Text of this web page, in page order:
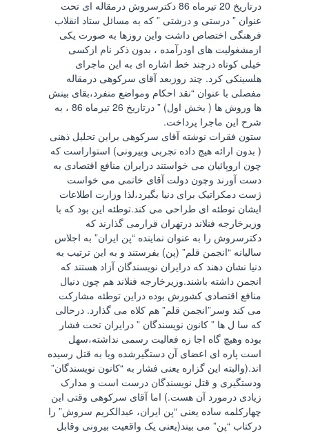
درتاریخ 20 تیرماه 86 دکترسروش درمقاله ای تحت
عنوان ” درستی و درشتی ” که به مسائل ستاد انقلاب
فرهنگی اختصاص داشت واین روزها به صورت یکی
ازمشغولیت های اودرآمده ، بدون ذکر نام ازکسی
خیلی کوتاه درچند خط اشاره ای به این ماجرای
هلسینکی کرد. چند روزبعد آقای سرکوهی درمقاله
مفصلی با عنوان “نقد احکام ومواضع منفرد،بقای بینش
ها وروش ها ( بخش اول) ” درتاریخ 26 تیرماه 86 ، به
شرح این ماجرا پرداخت.
ستون فقرات نوشته آقای سرکوهی براین تحلیل ذهنی
( بدون ارائه هیچ داده تجربی وبیرونی) استواراست که
چون اروپائیان می خواستند درایران منافع اقتصادی به
دست آورند وچون دولت آقای خاتمی می خواست
ژست دمکراتیک برای دنیا بگیرد،لذا وزارت اطلاعات
ایشان توطئه ای طراحی می کند.توطئه این بود که با
وزیرخارجه فنلاند درتهران قرارمی گذارند که
دکترسروش را به عنوان نماینده “پن ایران” به اجلاس
سالیانه “انجمن قلم” (پن) بفرستند و به این ترتیب به
دنیا نشان دهند که درایران نویسندگان آزاد هستند که
انجمن داشته باشند.وزیرخارجه فنلاند هم چون دنبال
منافع اقتصادی کشورش بوده دراین توطئه مشارکت
می کند وسر”انجمن قلم” هم کلاه می گذارد. درحالی
که سا ل ها ” کانون نویسندگان ” درایران تحت فشار
بوده وهیچ گاه اجا زه فعالیت رسمی نداشته،سهل
است پاره ای اعضای آن دستگیرشده ویا به قتل رسیده
اند.(والبته این گزاره یعنی فشار به “کانون نویسندگان”
ودستگیری و قتل نویسندگان درست است و مدارک
زیادی درمورد آن هست.) اما آقای سرکوهی وقتی این
چهارکلمه ساده یعنی “پن ایران، عبدالکریم سروش” را
درکتاب “پن” می بیند(یعنی یک واقعیت بیرونی وقابل